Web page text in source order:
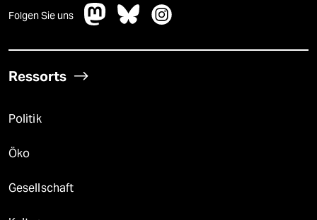
Folgen Sie uns
Ressorts
Politik
Öko
Gesellschaft